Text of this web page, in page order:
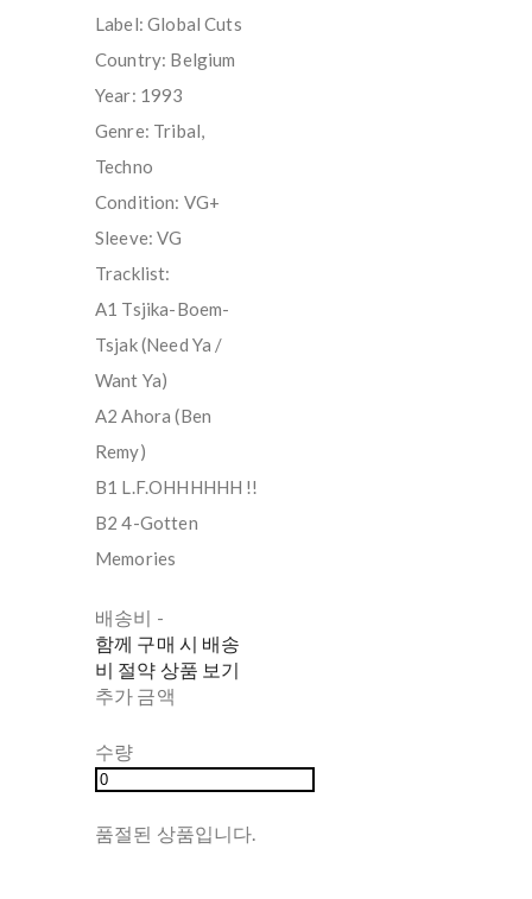
Label: Global Cuts
Country: Belgium
Year: 1993
Genre: Tribal,
Techno
Condition: VG+
Sleeve: VG
Tracklist:
A1 Tsjika-Boem-
Tsjak (Need Ya /
Want Ya)
A2 Ahora (Ben
Remy)
B1 L.F.OHHHHHH !!
B2 4-Gotten
Memories
배송비 -
함께 구매 시 배송
비 절약 상품 보기
추가 금액
수량
품절된 상품입니다.